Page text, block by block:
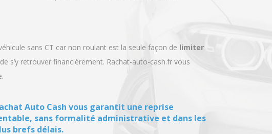
s’y retrouver financièrement. Rachat-auto-cash.fr vous
sans formalité administrative et dans les
brefs délais.